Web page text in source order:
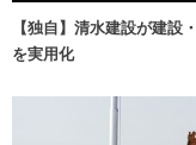
【独自】清水建設が建設
を実用化